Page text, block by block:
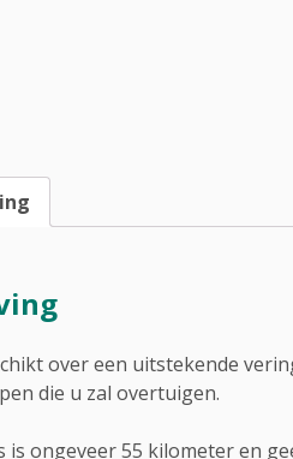
over een uitstekende
die u zal overtuigen.
is ongeveer 55 kilometer en